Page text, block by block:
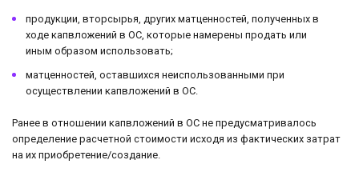
продукции, вторсырья, других матценностей, полученных в
ходе капвложений в ОС, которые намерены продать или
иным образом использовать;
матценностей, оставшихся неиспользованными при
осуществлении капвложений в ОС.
Ранее в отношении капвложений в ОС не предусматривалось
определение расчетной стоимости исходя из фактических затрат
на их приобретение/создание.